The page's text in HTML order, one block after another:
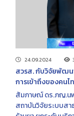
24.09.2024
สวรส. กับวิจัยพัฒน
การเข้าถึงของคนไ
ก.ย. 2567
สัมภาษณ์ ดร.ภญ.น
สถาบันวิจัยระบบส